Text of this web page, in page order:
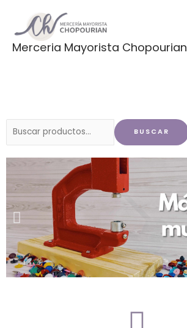
contenido
Merceria Mayorista Chopourian
Buscar
BUSCAR